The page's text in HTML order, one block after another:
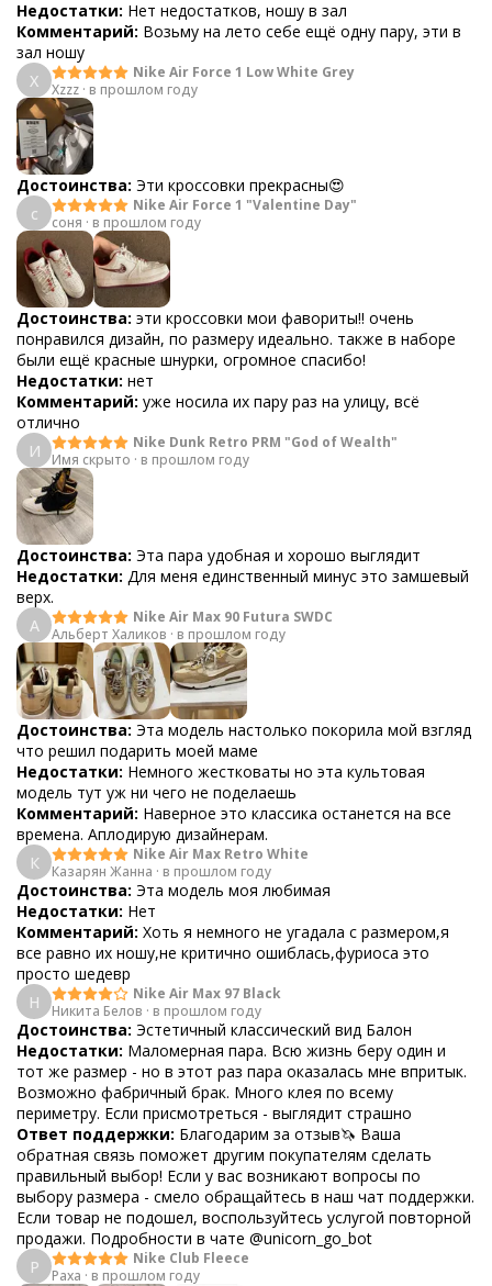
Недостатки: Нет недостатков, ношу в зал
Комментарий: Возьму на лето себе ещё одну пару, эти в
зал ношу
X
Nike Air Force 1 Low White Grey
Xzzz · в прошлом году
Достоинства: Эти кроссовки прекрасны😍
с
Nike Air Force 1 "Valentine Day"
соня · в прошлом году
Достоинства: эти кроссовки мои фавориты!! очень
понравился дизайн, по размеру идеально. также в наборе
были ещё красные шнурки, огромное спасибо!
Недостатки: нет
Комментарий: уже носила их пару раз на улицу, всё
отлично
И
Nike Dunk Retro PRM "God of Wealth"
Имя скрыто · в прошлом году
Достоинства: Эта пара удобная и хорошо выглядит
Недостатки: Для меня единственный минус это замшевый
верх.
А
Nike Air Max 90 Futura SWDC
Альберт Халиков · в прошлом году
Достоинства: Эта модель настолько покорила мой взгляд
что решил подарить моей маме
Недостатки: Немного жестковаты но эта культовая
модель тут уж ни чего не поделаешь
Комментарий: Наверное это классика останется на все
времена. Аплодирую дизайнерам.
К
Nike Air Max Retro White
Казарян Жанна · в прошлом году
Достоинства: Эта модель моя любимая
Недостатки: Нет
Комментарий: Хоть я немного не угадала с размером,я
все равно их ношу,не критично ошиблась,фуриоса это
просто шедевр
Н
Nike Air Max 97 Black
Никита Белов · в прошлом году
Достоинства: Эстетичный классический вид Балон
Недостатки: Маломерная пара. Всю жизнь беру один и
тот же размер - но в этот раз пара оказалась мне впритык.
Возможно фабричный брак. Много клея по всему
периметру. Если присмотреться - выглядит страшно
Ответ поддержки: Благодарим за отзыв🦄 Ваша
обратная связь поможет другим покупателям сделать
правильный выбор! Если у вас возникают вопросы по
выбору размера - смело обращайтесь в наш чат поддержки.
Если товар не подошел, воспользуйтесь услугой повторной
продажи. Подробности в чате @unicorn_go_bot
P
Nike Club Fleece
Paxa · в прошлом году